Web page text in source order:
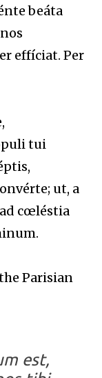
beáta
effíciat. Per
tui
ut, a
cœléstia
Parisian
est,